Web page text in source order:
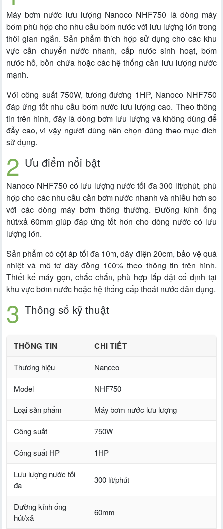
Máy bơm nước lưu lượng Nanoco NHF750 là dòng máy
bơm phù hợp cho nhu cầu bơm nước với lưu lượng lớn trong
thời gian ngắn. Sản phẩm thích hợp sử dụng cho các khu
vực cần chuyển nước nhanh, cấp nước sinh hoạt, bơm
nước hồ, bồn chứa hoặc các hệ thống cần lưu lượng nước
mạnh.
Với công suất 750W, tương đương 1HP, Nanoco NHF750
đáp ứng tốt nhu cầu bơm nước lưu lượng cao. Theo thông
tin trên hình, đây là dòng bơm lưu lượng và không dùng để
đẩy cao, vì vậy người dùng nên chọn đúng theo mục đích
sử dụng.
Ưu điểm nổi bật
Nanoco NHF750 có lưu lượng nước tối đa 300 lít/phút, phù
hợp cho các nhu cầu cần bơm nước nhanh và nhiều hơn so
với các dòng máy bơm thông thường. Đường kính ống
hút/xả 60mm giúp đáp ứng tốt hơn cho dòng nước có lưu
lượng lớn.
Sản phẩm có cột áp tối đa 10m, dây điện 20cm, bảo vệ quá
nhiệt và mô tơ dây đồng 100% theo thông tin trên hình.
Thiết kế máy gọn, chắc chắn, phù hợp lắp đặt cố định tại
khu vực bơm nước hoặc hệ thống cấp thoát nước dân dụng.
Thông số kỹ thuật
THÔNG TIN CHI TIẾT
Thương hiệu Nanoco
Model NHF750
Loại sản phẩm Máy bơm nước lưu lượng
Công suất 750W
Công suất HP 1HP
Lưu lượng nước tối
đa
300 lít/phút
Đường kính ống
hút/xả
60mm